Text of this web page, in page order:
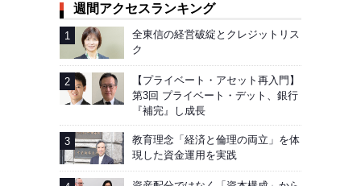
週間アクセスランキング
全東信の経営破綻とクレジットリス
ク
【プライベート・アセット再入門】
第3回 プライベート・デット、銀行
『補完』し成長
教育理念「経済と倫理の両立」を体
現した資金運用を実践